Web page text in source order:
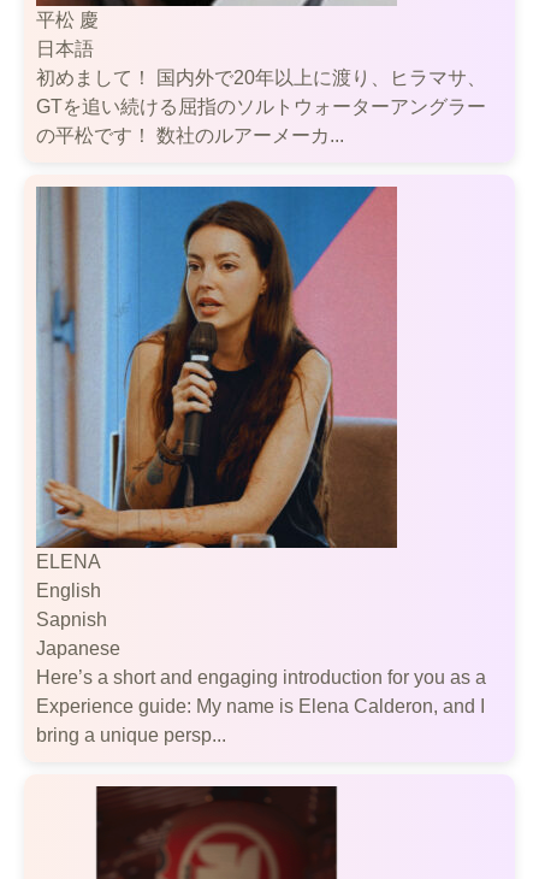
平松 慶
日本語
初めまして！ 国内外で20年以上に渡り、ヒラマサ、
GTを追い続ける屈指のソルトウォーターアングラー
の平松です！ 数社のルアーメーカ...
ELENA
English
Sapnish
Japanese
Here’s a short and engaging introduction for you as a
Experience guide: My name is Elena Calderon, and I
bring a unique persp...